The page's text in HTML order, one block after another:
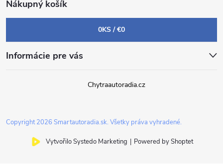
Nákupný košík
0KS /€0
Informácie pre vás
Chytraautoradia.cz
Vytvořilo Systedo Marketing | Powered by Shoptet
Copyright 2026 Smartautoradia.sk. Všetky práva vyhradené.